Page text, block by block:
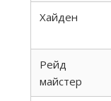
Хайден
Рейд
майстер